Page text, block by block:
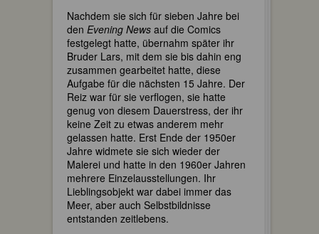
Nachdem sie sich für sieben Jahre bei
den Evening News auf die Comics
festgelegt hatte, übernahm später ihr
Bruder Lars, mit dem sie bis dahin eng
zusammen gearbeitet hatte, diese
Aufgabe für die nächsten 15 Jahre. Der
Reiz war für sie verflogen, sie hatte
genug von diesem Dauerstress, der ihr
keine Zeit zu etwas anderem mehr
gelassen hatte. Erst Ende der 1950er
Jahre widmete sie sich wieder der
Malerei und hatte in den 1960er Jahren
mehrere Einzelausstellungen. Ihr
Lieblingsobjekt war dabei immer das
Meer, aber auch Selbstbildnisse
entstanden zeitlebens.